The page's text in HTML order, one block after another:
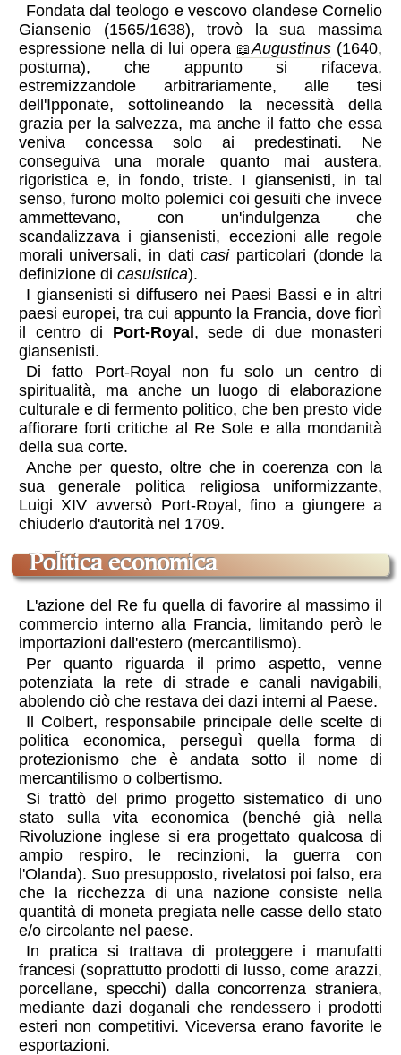
Fondata dal teologo e vescovo olandese Cornelio
Giansenio (1565/1638), trovò la sua massima
espressione nella di lui opera
Augustinus (1640,
postuma), che appunto si rifaceva,
estremizzandole arbitrariamente, alle tesi
dell'Ipponate, sottolineando la necessità della
grazia per la salvezza, ma anche il fatto che essa
veniva concessa solo ai predestinati. Ne
conseguiva una morale quanto mai austera,
rigoristica e, in fondo, triste. I giansenisti, in tal
senso, furono molto polemici coi gesuiti che invece
ammettevano, con un'indulgenza che
scandalizzava i giansenisti, eccezioni alle regole
morali universali, in daticasiparticolari (donde la
definizione di casuistica).
I giansenisti si diffusero nei Paesi Bassi e in altri
paesi europei, tra cui appunto la Francia, dove fiorì
il centro di Port-Royal, sede di due monasteri
giansenisti.
Di fatto Port-Royal non fu solo un centro di
spiritualità, ma anche un luogo di elaborazione
culturale e di fermento politico, che ben presto vide
affiorare forti critiche al Re Sole e alla mondanità
della sua corte.
Anche per questo, oltre che in coerenza con la
sua generale politica religiosa uniformizzante,
Luigi XIV avversò Port-Royal, fino a giungere a
chiuderlo d'autorità nel 1709.
politica economica
L'azione del Re fu quella di favorire al massimo il
commercio interno alla Francia, limitando però le
importazioni dall'estero (mercantilismo).
Per quanto riguarda il primo aspetto, venne
potenziata la rete di strade e canali navigabili,
abolendo ciò che restava dei dazi interni al Paese.
Il Colbert, responsabile principale delle scelte di
politica economica, perseguì quella forma di
protezionismo che è andata sotto il nome di
mercantilismo o colbertismo.
Si trattò del primo progetto sistematico di uno
stato sulla vita economica (benché già nella
Rivoluzione inglese si era progettato qualcosa di
ampio respiro, le recinzioni, la guerra con
l'Olanda). Suo presupposto, rivelatosi poi falso, era
che la ricchezza di una nazione consiste nella
quantità di moneta pregiata nelle casse dello stato
e/o circolante nel paese.
In pratica si trattava di proteggere i manufatti
francesi (soprattutto prodotti di lusso, come arazzi,
porcellane, specchi) dalla concorrenza straniera,
mediante dazi doganali che rendessero i prodotti
esteri non competitivi. Viceversa erano favorite le
esportazioni.